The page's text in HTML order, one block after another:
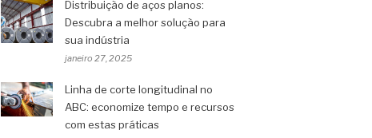
Distribuição de aços planos:
Descubra a melhor solução para
sua indústria
janeiro 27, 2025
Linha de corte longitudinal no
ABC: economize tempo e recursos
com estas práticas